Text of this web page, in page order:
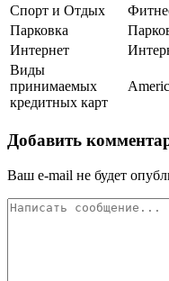
Спорт и Отдых
Парковка
Интернет
Виды
принимаемых
кредитных карт
Добавить
Ваш e-mail не будет